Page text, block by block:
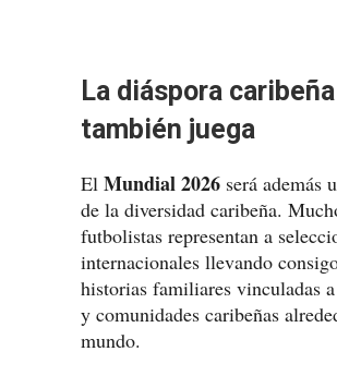
La diáspora caribeña
también juega
El Mundial 2026 será además
de la diversidad caribeña.
futbolistas representan a
internacionales llevando
historias familiares vinculadas
y comunidades caribeñas
mundo.